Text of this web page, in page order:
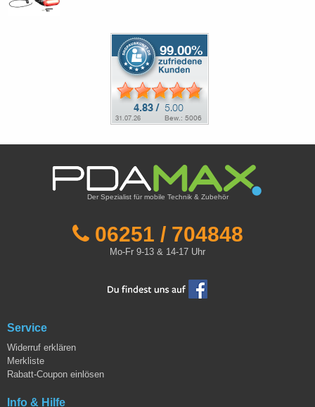
Der Spezialist für mobile Technik & Zubehör
06251 / 704848
Mo-Fr 9-13 & 14-17 Uhr
Service
Widerruf erklären
Merkliste
Rabatt-Coupon einlösen
Info & Hilfe